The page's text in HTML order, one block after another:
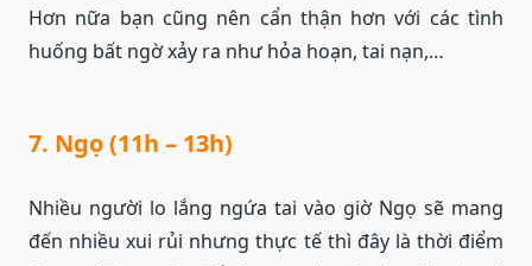
Hơn nữa bạn cũng nên cẩn thận hơn với các tình
huống bất ngờ xảy ra như hỏa hoạn, tai nạn,…
7. Ngọ (11h – 13h)
Nhiều người lo lắng ngứa tai vào giờ Ngọ sẽ mang
đến nhiều xui rủi nhưng thực tế thì đây là thời điểm